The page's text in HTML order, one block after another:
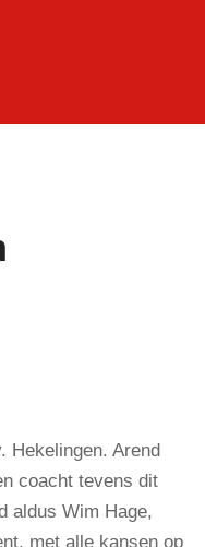
Hekelingen. Arend
coacht tevens dit
aldus Wim Hage,
met alle kansen op